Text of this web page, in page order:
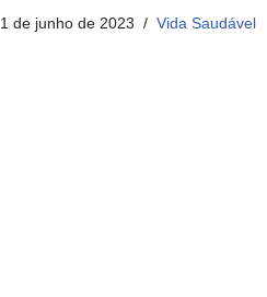
1 de junho de 2023 Vida Saudável